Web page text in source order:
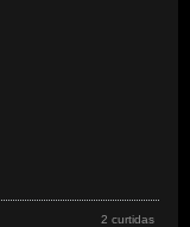
2 curtidas